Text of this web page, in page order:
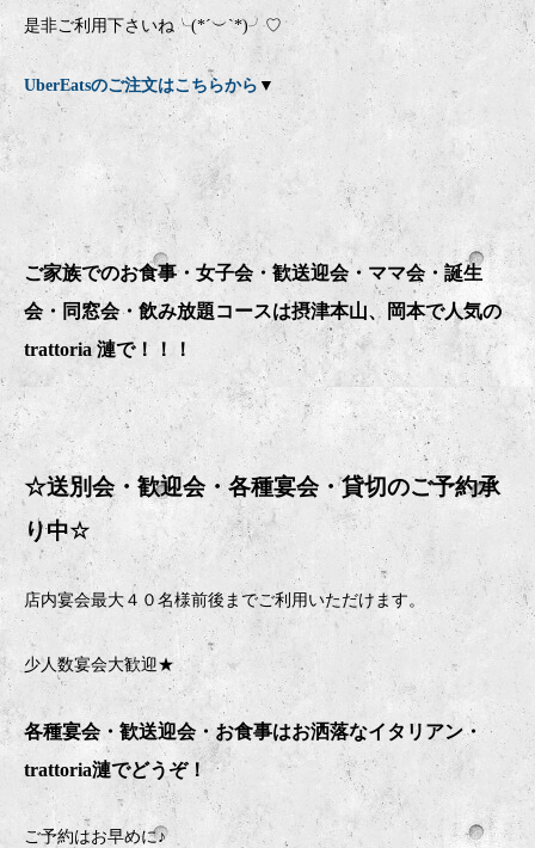
是非ご利用下さいね╰(*´︶`*)╯♡
UberEatsのご注文はこちらから ▼
ご家族でのお食事・女子会・歓送迎会・ママ会・誕生
会・同窓会・飲み放題コースは摂津本山、岡本で人気の
trattoria 漣で！！！
☆送別会・歓迎会・各種宴会・貸切のご予約承
り中☆
店内宴会最大４０名様前後までご利用いただけます。
少人数宴会大歓迎★
各種宴会・歓送迎会・お食事はお洒落なイタリアン・
trattoria漣でどうぞ！
ご予約はお早めに♪